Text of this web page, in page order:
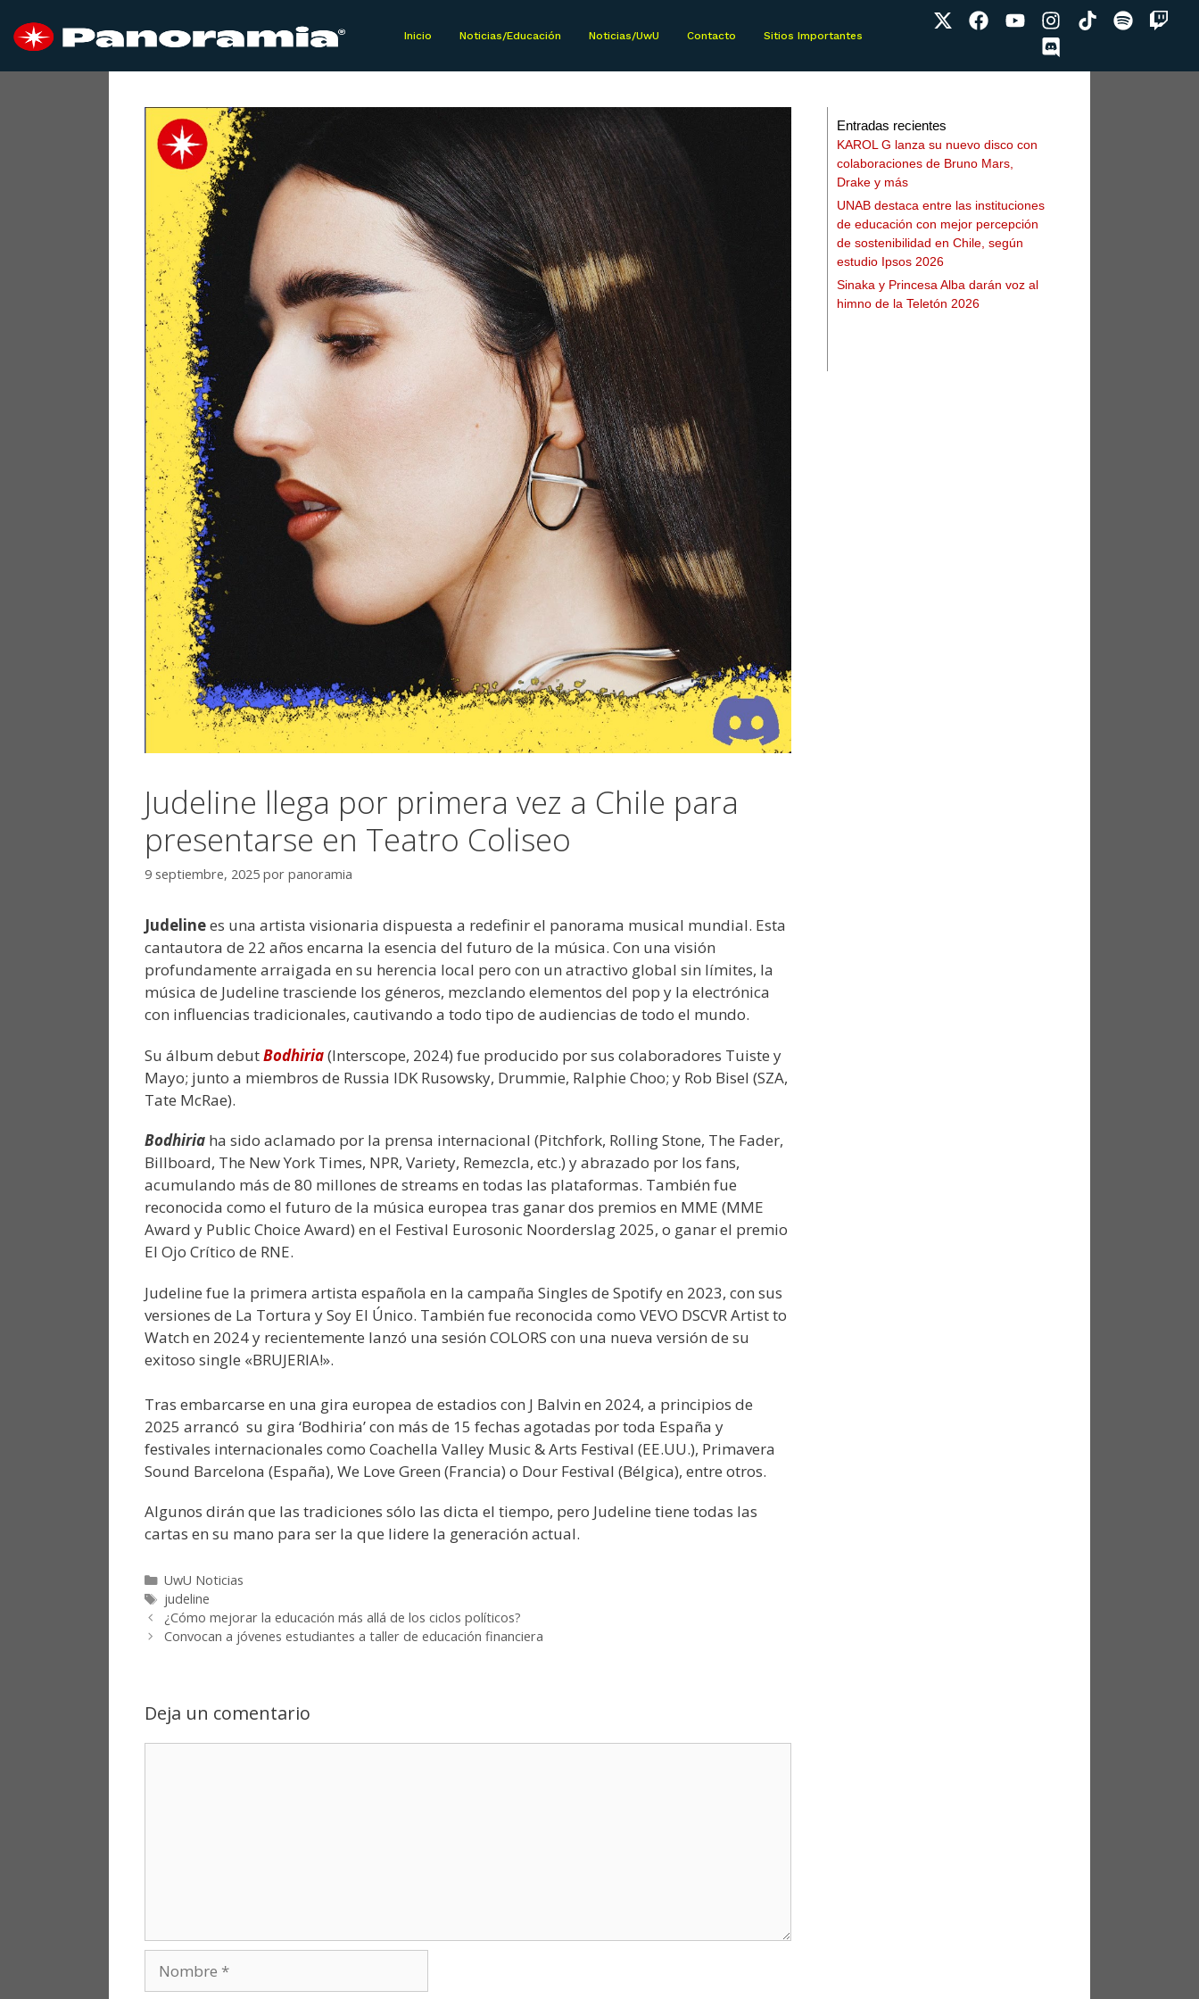
Inicio Noticias/Educación Noticias/UwU Contacto Sitios Importantes
Judeline llega por primera vez a Chile para
presentarse en Teatro Coliseo
9 septiembre, 2025 por panoramia
Judelinees una artista visionaria dispuesta a redefinir el panorama musical mundial. Esta
cantautora de 22 años encarna la esencia del futuro de la música. Con una visión
profundamente arraigada en su herencia local pero con un atractivo global sin límites, la
música de Judeline trasciende los géneros, mezclando elementos del pop y la electrónica
con influencias tradicionales, cautivando a todo tipo de audiencias de todo el mundo.
Su álbum debutBodhiria(Interscope, 2024) fue producido por sus colaboradores Tuiste y
Mayo; junto a miembros de Russia IDK Rusowsky, Drummie, Ralphie Choo; y Rob Bisel (SZA,
Tate McRae).
Bodhiria ha sido aclamado por la prensa internacional (Pitchfork, Rolling Stone, The Fader,
Billboard, The New York Times, NPR, Variety, Remezcla, etc.) y abrazado por los fans,
acumulando más de 80 millones de streams en todas las plataformas. También fue
reconocida como el futuro de la música europea tras ganar dos premios en MME (MME
Award y Public Choice Award) en el Festival Eurosonic Noorderslag 2025, o ganar el premio
El Ojo Crítico de RNE.
Judeline fue la primera artista española en la campaña Singles de Spotify en 2023, con sus
versiones de La Tortura y Soy El Único. También fue reconocida como VEVO DSCVR Artist to
Watch en 2024 y recientemente lanzó una sesión COLORS con una nueva versión de su
exitoso single «BRUJERIA!».
Tras embarcarse en una gira europea de estadios con J Balvin en 2024, a principios de
2025 arrancó su gira ‘Bodhiria’ con más de 15 fechas agotadas por toda España y
festivales internacionales como Coachella Valley Music & Arts Festival (EE.UU.), Primavera
Sound Barcelona (España), We Love Green (Francia) o Dour Festival (Bélgica), entre otros.
Algunos dirán que las tradiciones sólo las dicta el tiempo, pero Judeline tiene todas las
cartas en su mano para ser la que lidere la generación actual.
UwU Noticias
judeline
¿Cómo mejorar la educación más allá de los ciclos políticos?
Convocan a jóvenes estudiantes a taller de educación financiera
Deja un comentario
Entradas recientes
KAROL G lanza su nuevo disco con
colaboraciones de Bruno Mars,
Drake y más
UNAB destaca entre las instituciones
de educación con mejor percepción
de sostenibilidad en Chile, según
estudio Ipsos 2026
Sinaka y Princesa Alba darán voz al
himno de la Teletón 2026